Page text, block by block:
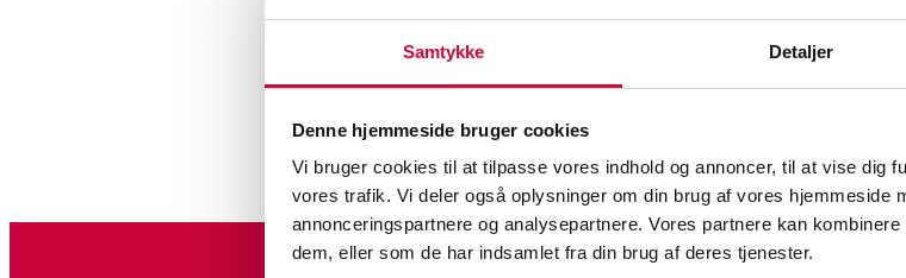
Samtykke Detaljer
Denne hjemmeside bruger cookies
Vi bruger cookies til at tilpasse vores indhold og annoncer, til at vise dig
vores trafik. Vi deler også oplysninger om din brug af vores hjemmeside
annonceringspartnere og analysepartnere. Vores partnere kan
dem, eller som de har indsamlet fra din brug af deres tjenester.
Automatic
Alliance ring
Wesselton
Similar lots